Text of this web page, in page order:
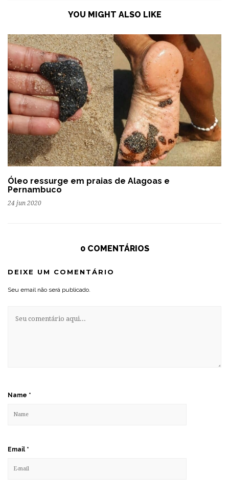
YOU MIGHT ALSO LIKE
Óleo ressurge em praias de Alagoas e
Pernambuco
24 jun 2020
0 COMENTÁRIOS
DEIXE UM COMENTÁRIO
Seu email não será publicado.
Name *
Email *